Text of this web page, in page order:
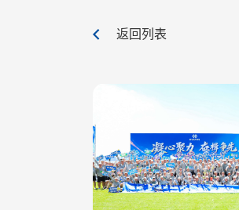
返回列表